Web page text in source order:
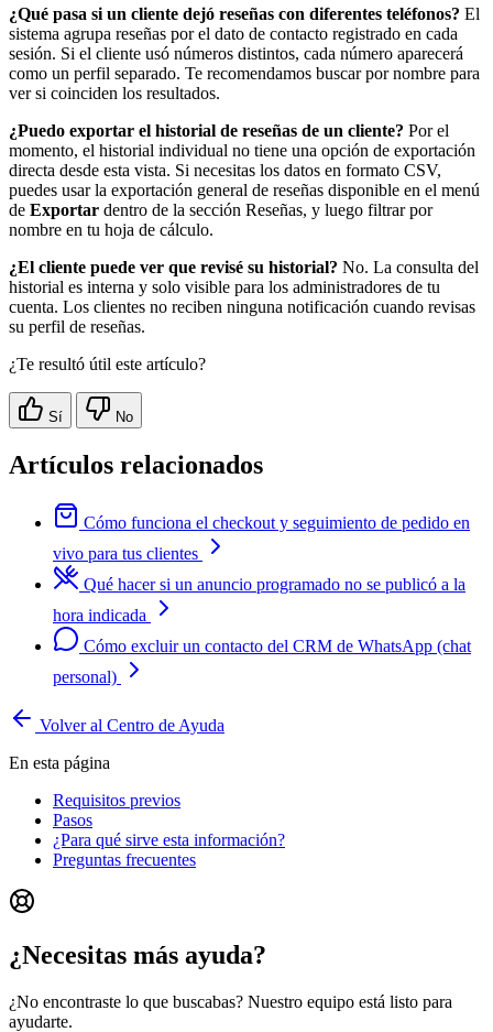
¿Qué pasa si un cliente dejó reseñas con diferentes teléfonos? El
sistema agrupa reseñas por el dato de contacto registrado en cada
sesión. Si el cliente usó números distintos, cada número aparecerá
como un perfil separado. Te recomendamos buscar por nombre para
ver si coinciden los resultados.
¿Puedo exportar el historial de reseñas de un cliente? Por el
momento, el historial individual no tiene una opción de exportación
directa desde esta vista. Si necesitas los datos en formato CSV,
puedes usar la exportación general de reseñas disponible en el menú
de Exportar dentro de la sección Reseñas, y luego filtrar por
nombre en tu hoja de cálculo.
¿El cliente puede ver que revisé su historial? No. La consulta del
historial es interna y solo visible para los administradores de tu
cuenta. Los clientes no reciben ninguna notificación cuando revisas
su perfil de reseñas.
¿Te resultó útil este artículo?
Sí No
Artículos relacionados
Cómo funciona el checkout y seguimiento de pedido en
vivo para tus clientes
Qué hacer si un anuncio programado no se publicó a la
hora indicada
Cómo excluir un contacto del CRM de WhatsApp (chat
personal)
Volver al Centro de Ayuda
En esta página
Requisitos previos
Pasos
¿Para qué sirve esta información?
Preguntas frecuentes
¿Necesitas más ayuda?
¿No encontraste lo que buscabas? Nuestro equipo está listo para
ayudarte.